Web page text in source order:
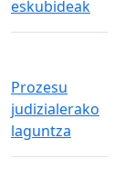
eskubideak
Prozesu
judizialerako
laguntza